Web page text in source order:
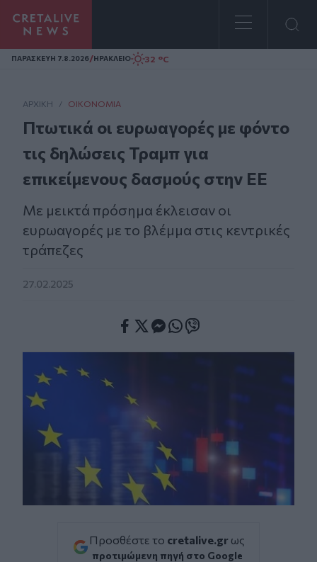
Homepage
ΠΑΡΑΣΚΕΥΗ 7.8.2026/ΗΡΑΚΛΕΙΟ 32 °C
ΑΡΧΙΚΗ / ΟΙΚΟΝΟΜΊΑ
Πτωτικά οι ευρωαγορές με φόντο
τις δηλώσεις Τραμπ για
επικείμενους δασμούς στην ΕΕ
Με μεικτά πρόσημα έκλεισαν οι
ευρωαγορές με το βλέμμα στις κεντρικές
τράπεζες
27.02.2025
Προσθέστε το cretalive.gr ως
προτιμώμενη πηγή στο Google